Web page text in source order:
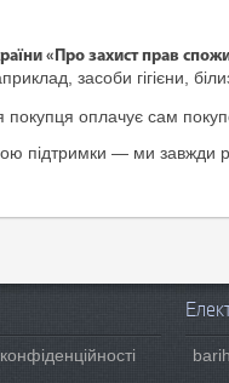
«Про захист прав
засоби гігієни,
покупця оплачує сам
підтримки — ми завжди